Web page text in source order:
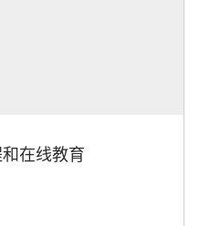
在线教育